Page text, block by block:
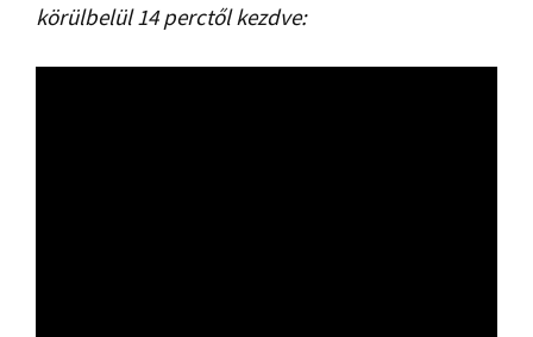
körülbelül 14 perctől kezdve: